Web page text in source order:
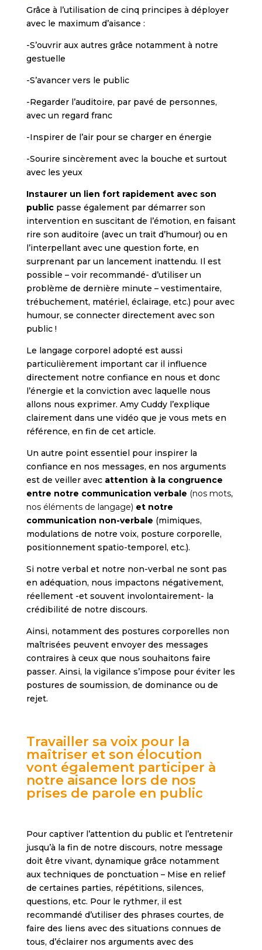
Grâce à l’utilisation de cinq principes à déployer
avec le maximum d’aisance :
-S’ouvrir aux autres grâce notamment à notre
gestuelle
-S’avancer vers le public
-Regarder l’auditoire, par pavé de personnes,
avec un regard franc
-Inspirer de l’air pour se charger en énergie
-Sourire sincèrement avec la bouche et surtout
avec les yeux
Instaurer un lien fort rapidement avec son
publicpasse également par démarrer son
intervention en suscitant de l’émotion, en faisant
rire son auditoire (avec un trait d’humour) ou en
l’interpellant avec une question forte, en
surprenant par un lancement inattendu. Il est
possible – voir recommandé- d’utiliser un
problème de dernière minute – vestimentaire,
trébuchement, matériel, éclairage, etc.) pour avec
humour, se connecter directement avec son
public !
Le langage corporel adopté est aussi
particulièrement important car il influence
directement notre confiance en nous et donc
l’énergie et la conviction avec laquelle nous
allons nous exprimer. Amy Cuddy l’explique
clairement dans une vidéo que je vous mets en
référence, en fin de cet article.
Un autre point essentiel pour inspirer la
confiance en nos messages, en nos arguments
est de veiller avec attention à la congruence
entre notre communication verbale (nos mots,
nos éléments de langage) et notre
communication non-verbale (mimiques,
modulations de notre voix, posture corporelle,
positionnement spatio-temporel, etc.).
Si notre verbal et notre non-verbal ne sont pas
en adéquation, nous impactons négativement,
réellement -et souvent involontairement- la
crédibilité de notre discours.
Ainsi, notamment des postures corporelles non
maîtrisées peuvent envoyer des messages
contraires à ceux que nous souhaitons faire
passer. Ainsi, la vigilance s’impose pour éviter les
postures de soumission, de dominance ou de
rejet.
Travailler sa voix pour la
maîtriser et son élocution
vont également participer à
notre aisance lors de nos
prises de parole en public
Pour captiver l’attention du public et l’entretenir
jusqu’à la fin de notre discours, notre message
doit être vivant, dynamique grâce notamment
aux techniques de ponctuation – Mise en relief
de certaines parties, répétitions, silences,
questions, etc. Pour le rythmer, il est
recommandé d’utiliser des phrases courtes, de
faire des liens avec des situations connues de
tous, d’éclairer nos arguments avec des